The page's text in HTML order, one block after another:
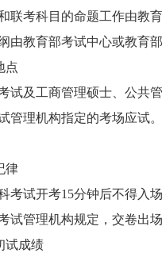
考科目的命题工作由教育
由教育部考试中心或教育
及工商管理硕士、公共管
管理机构指定的考场应试
律
试开考15分钟后不得入场
试管理机构规定，交卷出
成绩